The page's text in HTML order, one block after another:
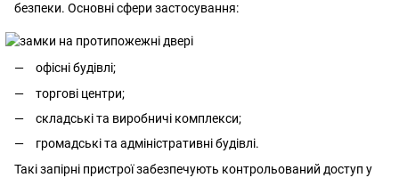
безпеки. Основні сфери застосування:
офісні будівлі;
торгові центри;
складські та виробничі комплекси;
громадські та адміністративні будівлі.
Такі запірні пристрої забезпечують контрольований доступ у